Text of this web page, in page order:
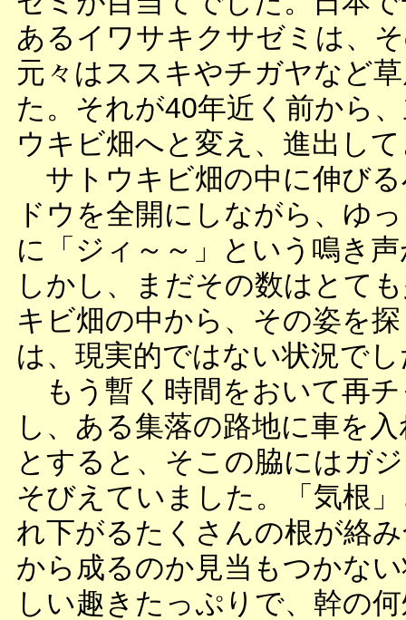
あるイワサキクサゼミは、
元々はススキやチガヤなど
た。それが40年近く前から
ウキビ畑へと変え、進出し
サトウキビ畑の中に伸び
ドウを全開にしながら、ゆ
に「ジィ～～」という鳴き
しかし、まだその数はとて
キビ畑の中から、その姿を
は、現実的ではない状況で
もう暫く時間をおいて再
し、ある集落の路地に車を
とすると、そこの脇にはガ
そびえていました。「気根
れ下がるたくさんの根が絡
から成るのか見当もつかな
しい趣きたっぷりで、幹の